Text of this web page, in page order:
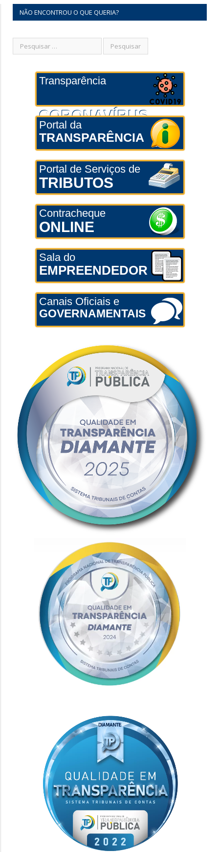
NÃO ENCONTROU O QUE QUERIA?
Transparência
CORONAVÍRUS
Portal da
TRANSPARÊNCIA
Portal de Serviços de
TRIBUTOS
Contracheque
ONLINE
Sala do
EMPREENDEDOR
Canais Oficiais e
GOVERNAMENTAIS